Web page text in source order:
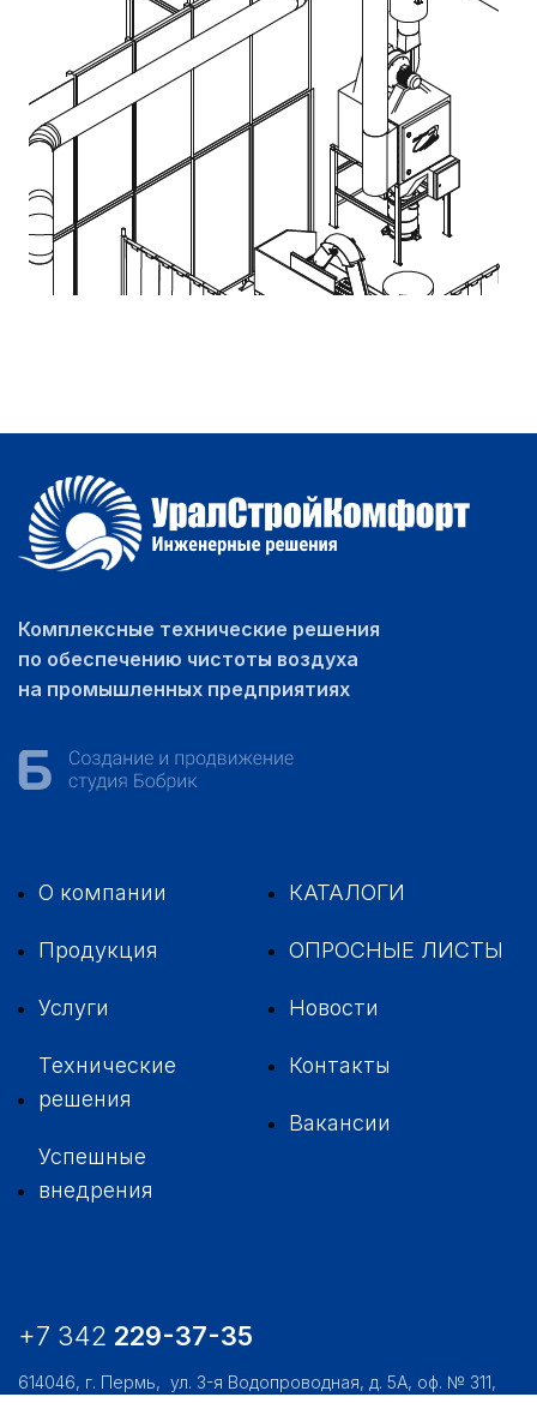
Комплексные технические решения
по обеспечению чистоты воздуха
на промышленных предприятиях
О компании
Продукция
Услуги
Технические
решения
Успешные
внедрения
КАТАЛОГИ
ОПРОСНЫЕ ЛИСТЫ
Новости
Контакты
Вакансии
+7 342 229-37-35
614046, г. Пермь, ул. 3-я Водопроводная, д. 5А, оф. № 311,